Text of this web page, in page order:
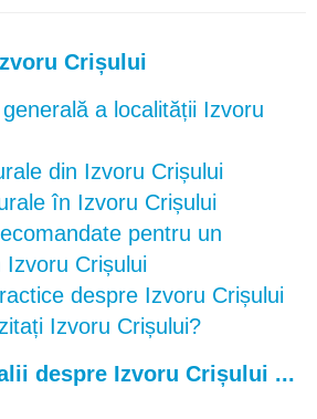
Crișului
a localității Izvoru
din Izvoru Crișului
în Izvoru Crișului
pentru un
Crișului
despre Izvoru Crișului
Izvoru Crișului?
despre Izvoru Crișului ...